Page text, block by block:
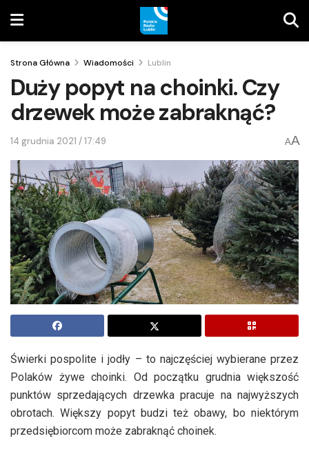
Strona Główna Wiadomości Lublin
Duży popyt na choinki. Czy
drzewek może zabraknąć?
14 grudnia 2021 / 17:49 AA
Świerki pospolite i jodły – to najczęściej wybierane przez
Polaków żywe choinki. Od początku grudnia większość
punktów sprzedających drzewka pracuje na najwyższych
obrotach. Większy popyt budzi też obawy, bo niektórym
przedsiębiorcom może zabraknąć choinek.